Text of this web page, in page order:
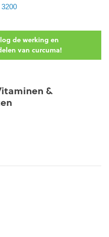
de werking en
van curcuma!
&